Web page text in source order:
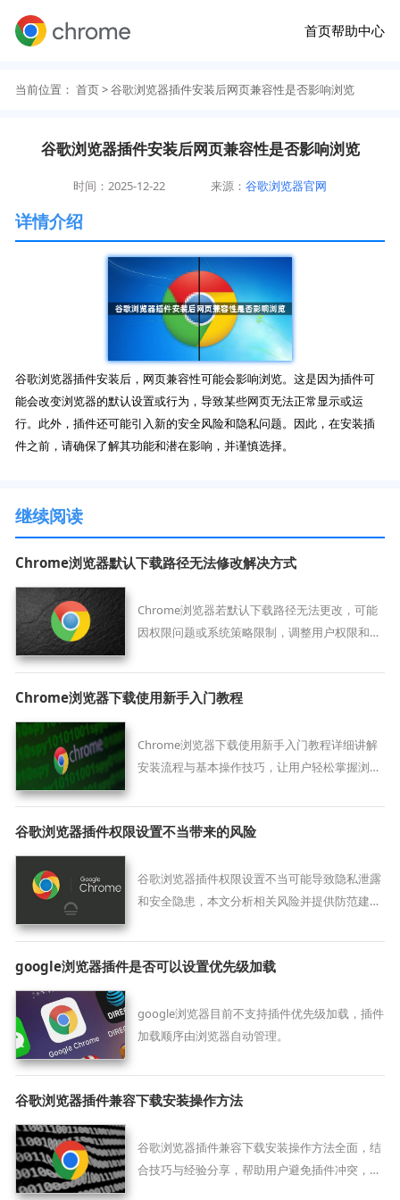
首页帮助中心
当前位置： 首页> 谷歌浏览器插件安装后网页兼容性是否影响浏览
谷歌浏览器插件安装后网页兼容性是否影响浏览
时间：2025-12-22 来源：谷歌浏览器官网
详情介绍
谷歌浏览器插件安装后，网页兼容性可能会影响浏览。这是因为插件可
能会改变浏览器的默认设置或行为，导致某些网页无法正常显示或运
行。此外，插件还可能引入新的安全风险和隐私问题。因此，在安装插
件之前，请确保了解其功能和潜在影响，并谨慎选择。
继续阅读
Chrome浏览器默认下载路径无法修改解决方式
Chrome浏览器若默认下载路径无法更改，可能
因权限问题或系统策略限制，调整用户权限和清
Chrome浏览器下载使用新手入门教程
Chrome浏览器下载使用新手入门教程详细讲解
安装流程与基本操作技巧，让用户轻松掌握浏览
谷歌浏览器插件权限设置不当带来的风险
谷歌浏览器插件权限设置不当可能导致隐私泄露
和安全隐患，本文分析相关风险并提供防范建
google浏览器插件是否可以设置优先级加载
google浏览器目前不支持插件优先级加载，插件
加载顺序由浏览器自动管理。
谷歌浏览器插件兼容下载安装操作方法
谷歌浏览器插件兼容下载安装操作方法全面，结
合技巧与经验分享，帮助用户避免插件冲突，提